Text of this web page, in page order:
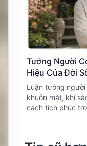
Tướng Người
Hiệu Của Đời
Luận tướng
khuôn mặt, khí
cách tích phúc